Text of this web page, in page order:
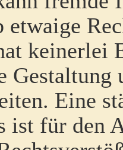
keinerlei
Gestaltung
Eine
ist für den